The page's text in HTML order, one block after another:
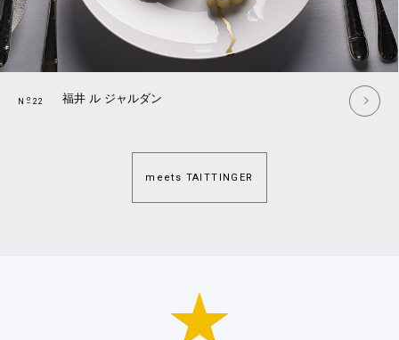
N o 22 福井 ル ジャルダン
meets TAITTINGER